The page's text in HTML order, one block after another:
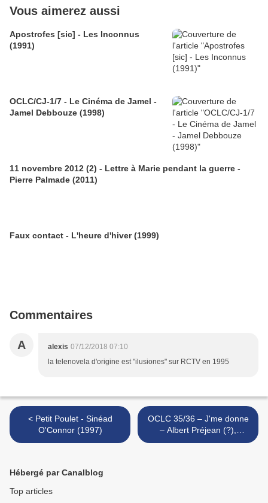
Vous aimerez aussi
Apostrofes [sic] - Les Inconnus
(1991)
OCLC/CJ-1/7 - Le Cinéma de Jamel -
Jamel Debbouze (1998)
11 novembre 2012 (2) - Lettre à Marie pendant la guerre -
Pierre Palmade (2011)
Faux contact - L'heure d'hiver (1999)
Commentaires
A alexis 07/12/2018 07:10
la telenovela d'origine est "ilusiones" sur RCTV en 1995
< Petit Poulet - Sinéad
O'Connor (1997)
OCLC 35/36 – J'me donne
– Albert Préjean (?),
Maurice Chevalier (1921) >
Hébergé par Canalblog
Top articles